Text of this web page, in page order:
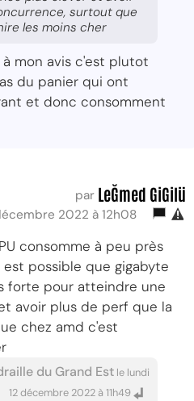
surtout que
les moins cher
mon avis c'est plutot
du panier qui ont
et donc consomment
par LeĞmed GiGilü
2022 à 12h08
consomme à peu près
possible que gigabyte
forte pour atteindre une
avoir plus de perf que la
chez amd c'est
du Grand Est le lundi
12 décembre 2022 à 11h49